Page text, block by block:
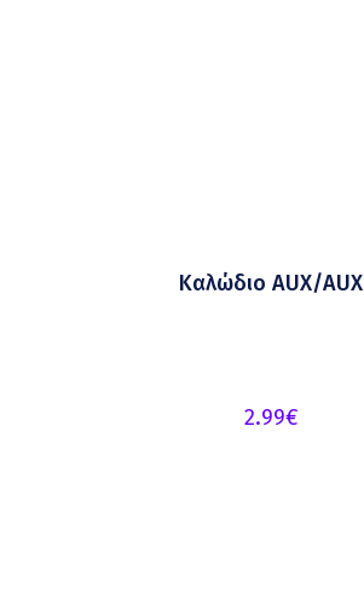
Καλώδιο AUX/AUX
2.99€